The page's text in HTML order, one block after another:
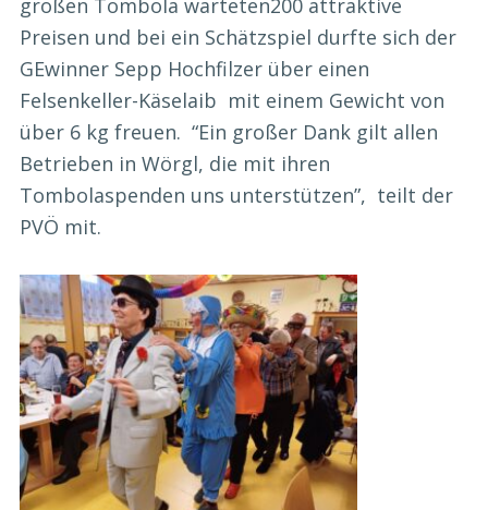
Preisen und bei ein Schätzspiel durfte sich der
GEwinner Sepp Hochfilzer über einen
Felsenkeller-Käselaib mit einem Gewicht von
über 6 kg freuen. “Ein großer Dank gilt allen
Betrieben in Wörgl, die mit ihren
Tombolaspenden uns unterstützen”, teilt der
PVÖ mit.